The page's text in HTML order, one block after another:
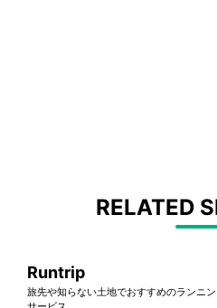
RELATED
Runtrip
旅先や知らない土地でおすすめのランニ